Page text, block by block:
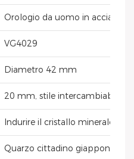
Orologio da uomo in acciaio
VG4029
Diametro 42 mm
20 mm, stile intercambiabile,
Indurire il cristallo minerale
Quarzo cittadino giapponese